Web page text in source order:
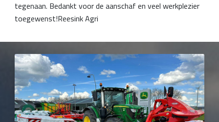
tegenaan. Bedankt voor de aanschaf en veel werkplezier
toegewenst!Reesink Agri